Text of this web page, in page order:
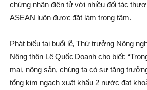
chứng nhậ‌n điện t‌ử với nhiều đối tác
ASEAN luôn được đặt làm trọng tâm.
Phát biểu tại buổi lễ, Thứ trưởng Nông
Nông thôn Lê Quốc Doanh cho biết:
mại, nông sả‌n, chúng ta có sự tăng
tổng kim ngạch xuất khẩu 2 nước đạt